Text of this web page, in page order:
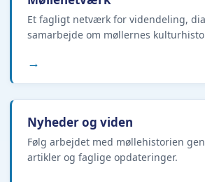
Et fagligt netværk for videndeling,
samarbejde om møllernes
→
Nyheder og viden
Følg arbejdet med møllehistorien
artikler og faglige opdateringer.